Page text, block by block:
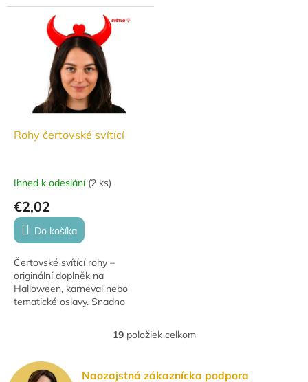
Rohy čertovské svítící
Ihned k odeslání (2 ks)
€2,02
Do košíka
Čertovské svítící rohy –
originální doplněk na
Halloween, karneval nebo
tematické oslavy. Snadno
O
19položiek celkom
Naozajstná zákaznícka podpora